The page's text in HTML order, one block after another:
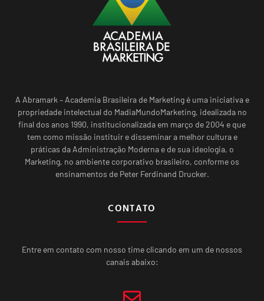
A Abramark – Academia Brasileira de Marketing é uma iniciativa e
propriedade intelectual do MadiaMundoMarketing, idealizada no
final dos anos 1990, institucionalizada em março de 2004 e que
tem como missão instituir e disseminar a melhor cultura e
práticas da Administração Moderna e de sua ideologia, o
Marketing, no ambiente corporativo brasileiro, conforme os
ensinamentos de Peter Ferdinand Drucker.
CONTATO
Entre em contato com nosso time clicando em um de nossos
canais abaixo: